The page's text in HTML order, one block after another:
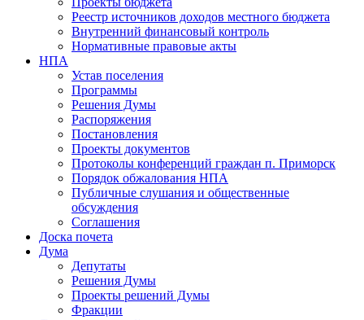
Реестр источников доходов местного бюджета
Внутренний финансовый контроль
Нормативные правовые акты
НПА
Устав поселения
Программы
Решения Думы
Распоряжения
Постановления
Проекты документов
Протоколы конференций граждан п. Приморск
Порядок обжалования НПА
Публичные слушания и общественные
обсуждения
Соглашения
Доска почета
Дума
Депутаты
Решения Думы
Проекты решений Думы
Фракции